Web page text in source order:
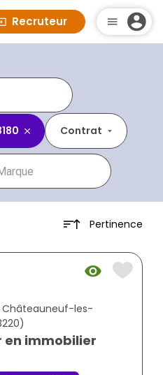
Recruteur
Contrat
Pertinence
les-
en immobilier